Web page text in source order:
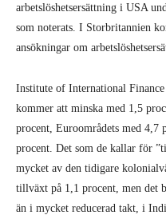
arbetslöshetsersättning i USA
som noterats. I Storbritannien
ansökningar om
Institute of International
kommer att minska med 1,5
procent, Euroområdets med 4,7
procent. Det som de kallar för
mycket av den tidigare
tillväxt på 1,1 procent, men det
än i mycket reducerad takt, i